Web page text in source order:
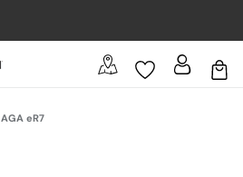
AGA eR7